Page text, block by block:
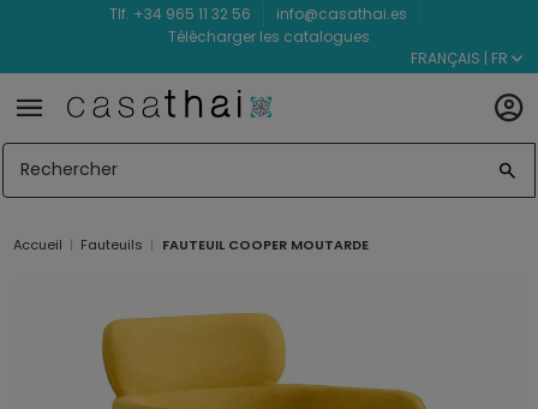
Tlf. +34 965 11 32 56
info@casathai.es
Télécharger les catalogues
FRANÇAIS | FR
Accueil Fauteuils FAUTEUIL COOPER MOUTARDE